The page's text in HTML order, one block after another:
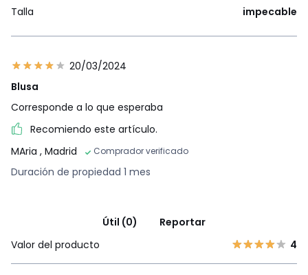
Talla impecable
20/03/2024
Blusa
Corresponde a lo que esperaba
Recomiendo este artículo.
MAria , Madrid Comprador verificado
Duración de propiedad 1 mes
Útil (0)
Reportar
Valor del producto
4